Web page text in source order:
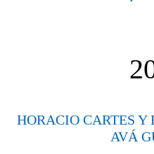
HORACIO CARTES Y
AVÁ